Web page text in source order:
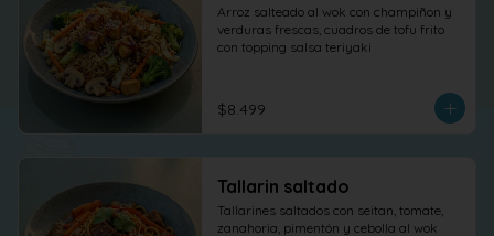
Arroz salteado al wok con champiñon y
verduras frescas, cuadros de tofu frito
con topping salsa teriyaki
$8.499
Tallarin saltado
Tallarines saltados con seitan, tomate,
zanahoria, pimentón y cebolla al wok